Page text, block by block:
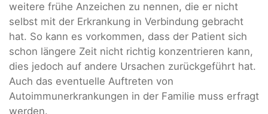
weitere frühe Anzeichen zu nennen, die er nicht
selbst mit der Erkrankung in Verbindung gebracht
hat. So kann es vorkommen, dass der Patient sich
schon längere Zeit nicht richtig konzentrieren kann,
dies jedoch auf andere Ursachen zurückgeführt hat.
Auch das eventuelle Auftreten von
Autoimmunerkrankungen in der Familie muss erfragt
werden.